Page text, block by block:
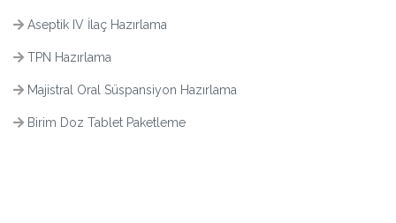
Aseptik IV İlaç Hazırlama
TPN Hazırlama
Majistral Oral Süspansiyon Hazırlama
Birim Doz Tablet Paketleme